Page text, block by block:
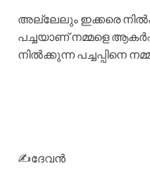
അല്ലേലും ഇക്കരെ
പച്ചയാണ് നമ്മളെ
നിൽക്കുന്ന പച്ചപ്പിനെ
✍️ദേവൻ